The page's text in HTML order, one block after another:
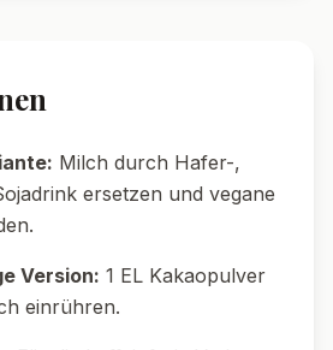
Milch durch Hafer-,
ersetzen und vegane
Version: 1 EL Kakaopulver
einrühren.